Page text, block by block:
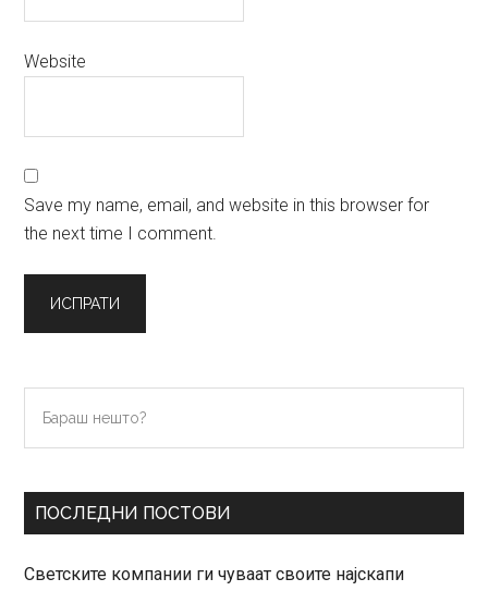
Website
Save my name, email, and website in this browser for
the next time I comment.
Primary
Sidebar
нешто?
ПОСЛЕДНИ ПОСТОВИ
Светските компании ги чуваат своите најскапи